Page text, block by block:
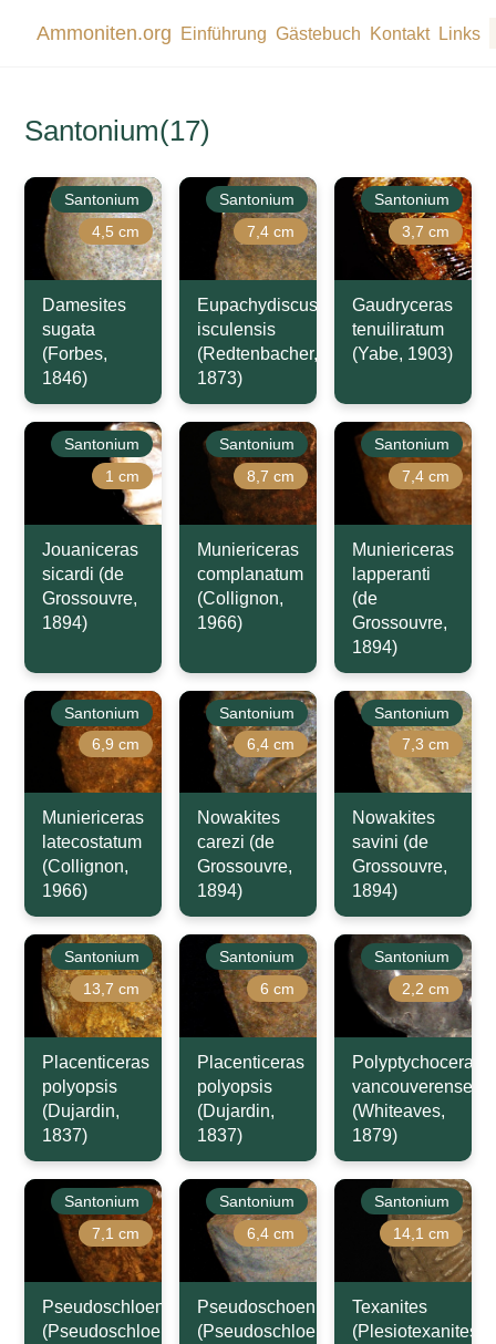
Ammoniten.org Einführung Gästebuch Kontakt Links
Santonium(17)
Santonium
4,5 cm
Damesites
sugata
(Forbes,
1846)
Santonium
7,4 cm
Eupachydiscus
isculensis
(Redtenbacher,
1873)
Santonium
3,7 cm
Gaudryceras
tenuiliratum
(Yabe, 1903)
Santonium
1 cm
Jouaniceras
sicardi (de
Grossouvre,
1894)
Santonium
8,7 cm
Muniericeras
complanatum
(Collignon,
1966)
Santonium
7,4 cm
Muniericeras
lapperanti
(de
Grossouvre,
1894)
Santonium
6,9 cm
Muniericeras
latecostatum
(Collignon,
1966)
Santonium
6,4 cm
Nowakites
carezi (de
Grossouvre,
1894)
Santonium
7,3 cm
Nowakites
savini (de
Grossouvre,
1894)
Santonium
13,7 cm
Placenticeras
polyopsis
(Dujardin,
1837)
Santonium
6 cm
Placenticeras
polyopsis
(Dujardin,
1837)
Santonium
2,2 cm
Polyptychoceras
vancouverense
(Whiteaves,
1879)
Santonium
7,1 cm
Pseudoschloenbachia
(Pseudoschloenbachia)
Santonium
6,4 cm
Pseudoschoenbachia
(Pseudoschloenbachia)
Santonium
14,1 cm
Texanites
(Plesiotexanites)